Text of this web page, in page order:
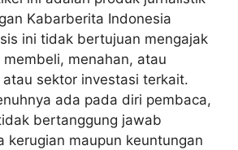
Kabarberita Indonesia
ini tidak bertujuan mengajak
menahan, atau
sektor investasi terkait.
ada pada diri pembaca,
bertanggung jawab
kerugian maupun keuntungan